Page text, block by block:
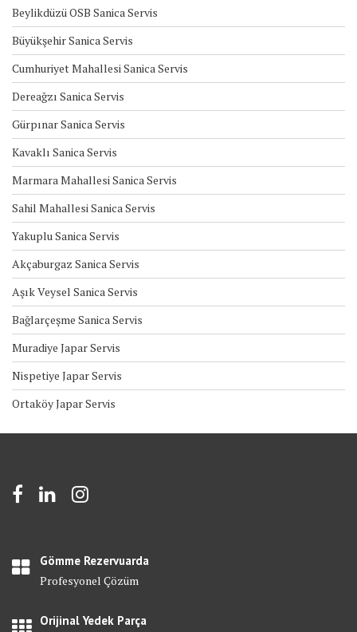
Beylikdüzü OSB Sanica Servis
Büyükşehir Sanica Servis
Cumhuriyet Mahallesi Sanica Servis
Dereağzı Sanica Servis
Gürpınar Sanica Servis
Kavaklı Sanica Servis
Marmara Mahallesi Sanica Servis
Sahil Mahallesi Sanica Servis
Yakuplu Sanica Servis
Akçaburgaz Sanica Servis
Aşık Veysel Sanica Servis
Bağlarçeşme Sanica Servis
Muradiye Japar Servis
Nispetiye Japar Servis
Ortaköy Japar Servis
Gömme Rezervuarda
Profesyonel Çözüm
Orijinal Yedek Parça